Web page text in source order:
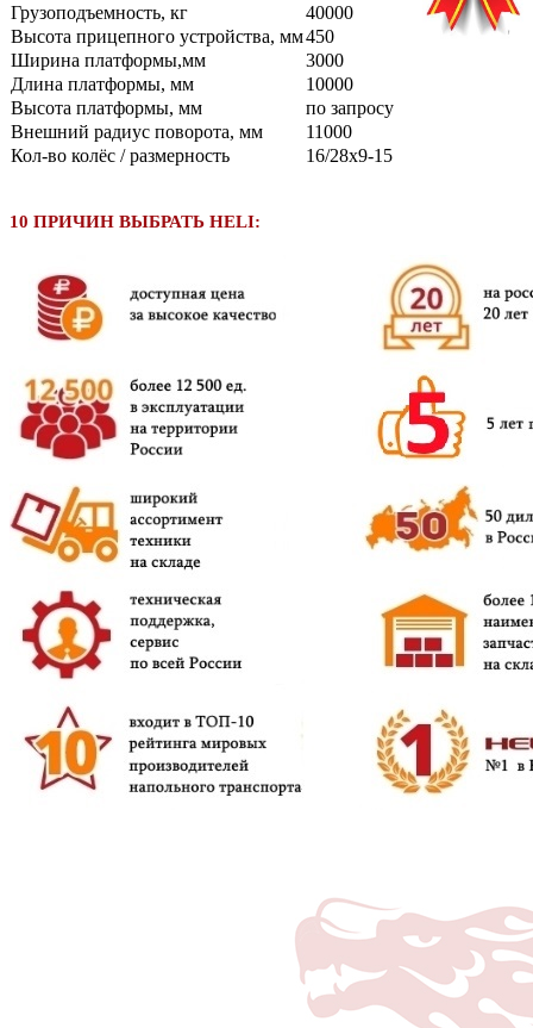
Грузоподъемность, кг
40000
Высота прицепного устройства, мм450
Ширина платформы,мм
3000
Длина платформы, мм
10000
Высота платформы, мм
по запросу
Внешний радиус поворота, мм
11000
Кол-во колёс / размерность
16/28х9-15
10 ПРИЧИН ВЫБРАТЬ HELI: